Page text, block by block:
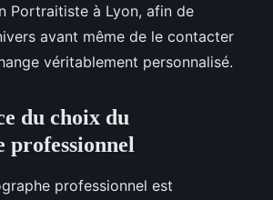
Portraitiste à Lyon, afin de
avant même de le contacter
véritablement personnalisé.
du choix du
professionnel
professionnel est